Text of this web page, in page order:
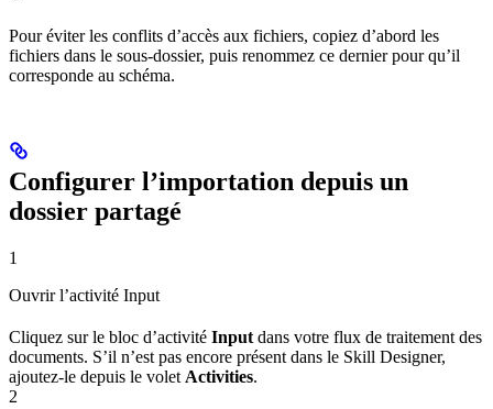
Pour éviter les conflits d’accès aux fichiers, copiez d’abord les
fichiers dans le sous-dossier, puis renommez ce dernier pour qu’il
corresponde au schéma.
Configurer l’importation depuis un
dossier partagé
1
Ouvrir l’activité Input
Cliquez sur le bloc d’activité Input dans votre flux de traitement des
documents. S’il n’est pas encore présent dans le Skill Designer,
ajoutez-le depuis le volet Activities.
2